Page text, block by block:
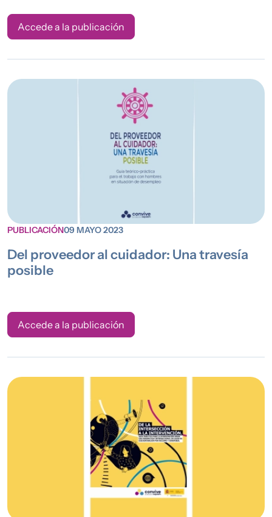
Accede a la publicación
PUBLICACIÓN09 MAYO 2023
Del proveedor al cuidador: Una travesía
posible
Accede a la publicación